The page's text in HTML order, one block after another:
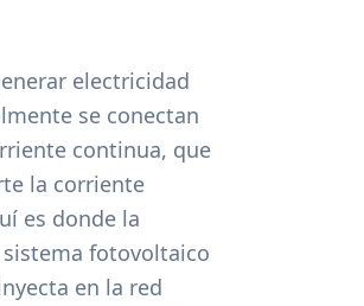
electricidad
se conectan
continua, que
la corriente
es donde la
fotovoltaico
en la red